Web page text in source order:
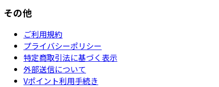
その他
ご利用規約
プライバシーポリシー
特定商取引法に基づく表示
外部送信について
Vポイント利用手続き